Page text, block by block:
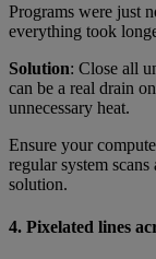
Programs were just
everything took
Solution: Close all
can be a real drain
unnecessary heat.
Ensure your
regular system
solution.
4. Pixelated lines